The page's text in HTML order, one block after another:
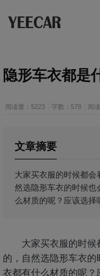
隐形车衣都是
阅读量：5223 字数：578 阅
文章摘要
大家买衣服的时候都
然选隐形车衣的时候
么材质的呢？应该选择
大家买衣服的时
的，自然选隐形车衣
衣都有什么材质的呢？